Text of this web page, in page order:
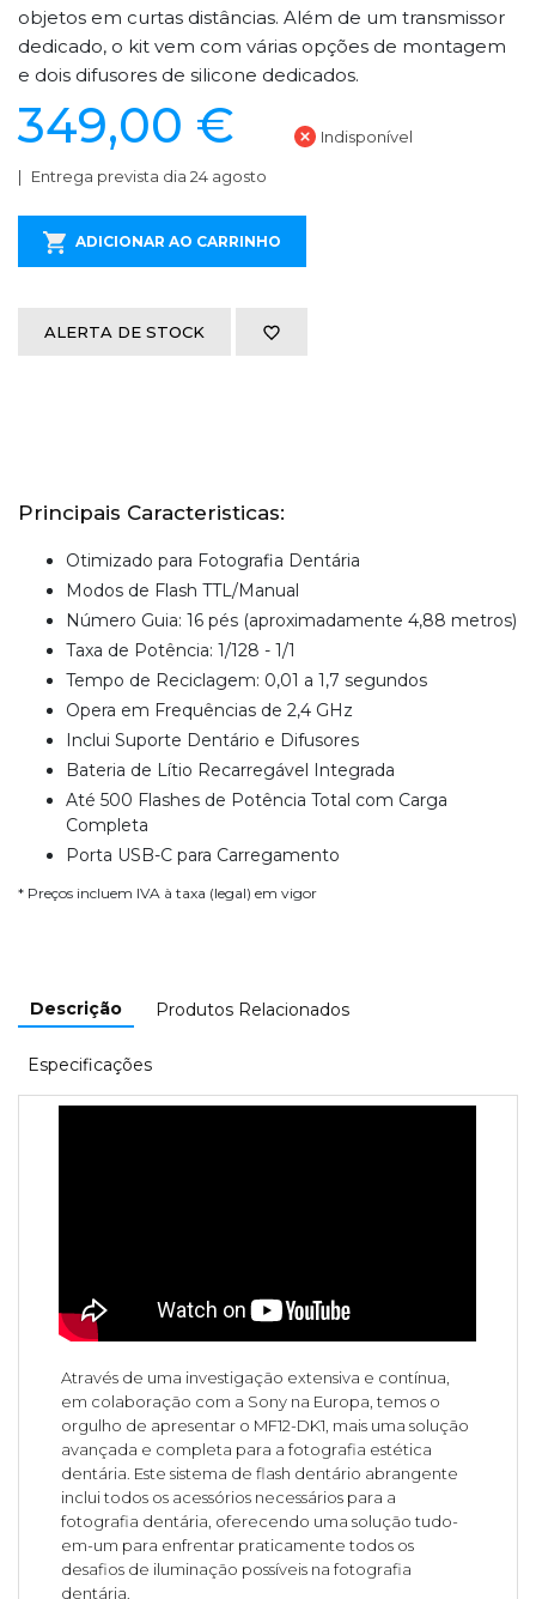
objetos em curtas distâncias. Além de um transmissor
dedicado, o kit vem com várias opções de montagem
e dois difusores de silicone dedicados.
349,00 € Indisponível
Entrega prevista dia 24 agosto
ADICIONAR AO CARRINHO
ALERTA DE STOCK
Principais Caracteristicas:
Otimizado para Fotografia Dentária
Modos de Flash TTL/Manual
Número Guia: 16 pés (aproximadamente 4,88 metros)
Taxa de Potência: 1/128 - 1/1
Tempo de Reciclagem: 0,01 a 1,7 segundos
Opera em Frequências de 2,4 GHz
Inclui Suporte Dentário e Difusores
Bateria de Lítio Recarregável Integrada
Até 500 Flashes de Potência Total com Carga
Completa
Porta USB-C para Carregamento
* Preços incluem IVA à taxa (legal) em vigor
Descrição Produtos Relacionados
Especificações
Através de uma investigação extensiva e contínua,
em colaboração com a Sony na Europa, temos o
orgulho de apresentar o MF12-DK1, mais uma solução
avançada e completa para a fotografia estética
dentária. Este sistema de flash dentário abrangente
inclui todos os acessórios necessários para a
fotografia dentária, oferecendo uma solução tudo-
em-um para enfrentar praticamente todos os
desafios de iluminação possíveis na fotografia
dentária.